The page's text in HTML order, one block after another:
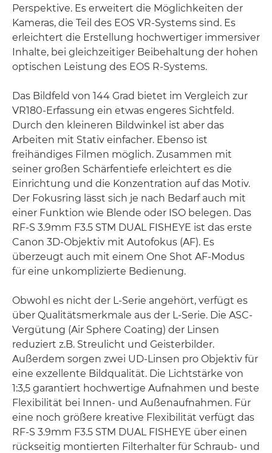
Perspektive. Es erweitert die Möglichkeiten der
Kameras, die Teil des EOS VR-Systems sind. Es
erleichtert die Erstellung hochwertiger immersiver
Inhalte, bei gleichzeitiger Beibehaltung der hohen
optischen Leistung des EOS R-Systems.
Das Bildfeld von 144 Grad bietet im Vergleich zur
VR180-Erfassung ein etwas engeres Sichtfeld.
Durch den kleineren Bildwinkel ist aber das
Arbeiten mit Stativ einfacher. Ebenso ist
freihändiges Filmen möglich. Zusammen mit
seiner großen Schärfentiefe erleichtert es die
Einrichtung und die Konzentration auf das Motiv.
Der Fokusring lässt sich je nach Bedarf auch mit
einer Funktion wie Blende oder ISO belegen. Das
RF-S 3.9mm F3.5 STM DUAL FISHEYE ist das erste
Canon 3D-Objektiv mit Autofokus (AF). Es
überzeugt auch mit einem One Shot AF-Modus
für eine unkomplizierte Bedienung.
Obwohl es nicht der L-Serie angehört, verfügt es
über Qualitätsmerkmale aus der L-Serie. Die ASC-
Vergütung (Air Sphere Coating) der Linsen
reduziert z.B. Streulicht und Geisterbilder.
Außerdem sorgen zwei UD-Linsen pro Objektiv für
eine exzellente Bildqualität. Die Lichtstärke von
1:3,5 garantiert hochwertige Aufnahmen und beste
Flexibilität bei Innen- und Außenaufnahmen. Für
eine noch größere kreative Flexibilität verfügt das
RF-S 3.9mm F3.5 STM DUAL FISHEYE über einen
rückseitig montierten Filterhalter für Schraub- und